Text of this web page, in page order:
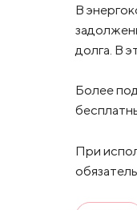
В
долга. В
Более
При